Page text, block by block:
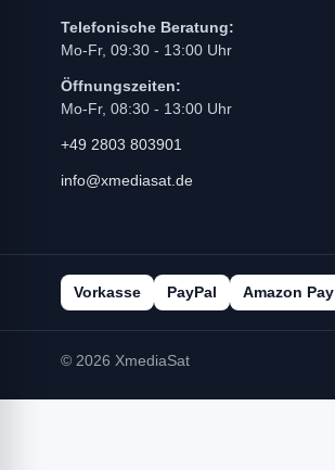
Telefonische Beratung:
Mo-Fr, 09:30 - 13:00 Uhr
Öffnungszeiten:
Mo-Fr, 08:30 - 13:00 Uhr
+49 2803 803901
info@xmediasat.de
Vorkasse PayPal Amazon Pay
© 2026 XmediaSat